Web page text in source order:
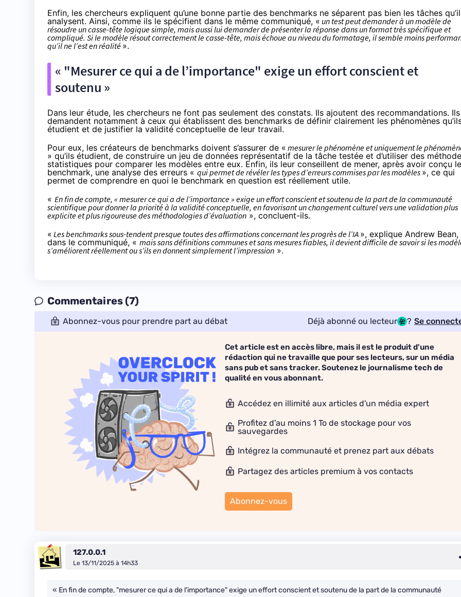
Enfin, les chercheurs expliquent qu’une bonne partie des benchmarks ne séparent pas bien les tâches
analysent. Ainsi, comme ils le spécifient dans le même communiqué, « un test peut demander à un modèle de
résoudre un casse-tête logique simple, mais aussi lui demander de présenter la réponse dans un format très spécifique et
compliqué. Si le modèle résout correctement le casse-tête, mais échoue au niveau du formatage, il semble moins
qu’il ne l’est en réalité ».
« "Mesurer ce qui a de l’importance" exige un effort conscient et
soutenu »
Dans leur étude, les chercheurs ne font pas seulement des constats. Ils ajoutent des recommandations. Ils
demandent notamment à ceux qui établissent des benchmarks de définir clairement les phénomènes
étudient et de justifier la validité conceptuelle de leur travail.
Pour eux, les créateurs de benchmarks doivent s’assurer de « mesurer le phénomène et uniquement le
» qu’ils étudient, de construire un jeu de données représentatif de la tâche testée et d’utiliser des
statistiques pour comparer les modèles entre eux. Enfin, ils leur conseillent de mener, après avoir conçu
benchmark, une analyse des erreurs « qui permet de révéler les types d’erreurs commises par les modèles », ce qui
permet de comprendre en quoi le benchmark en question est réellement utile.
« En fin de compte, « mesurer ce qui a de l’importance » exige un effort conscient et soutenu de la part de la communauté
scientifique pour donner la priorité à la validité conceptuelle, en favorisant un changement culturel vers une validation plus
explicite et plus rigoureuse des méthodologies d’évaluation », concluent-ils.
« Les benchmarks sous-tendent presque toutes des affirmations concernant les progrès de l’IA », explique Andrew Bean,
dans le communiqué, « mais sans définitions communes et sans mesures fiables, il devient difficile de savoir si les
s’améliorent réellement ou s’ils en donnent simplement l’impression ».
Commentaires (7)
Abonnez-vous pour prendre part au débat Déjà abonné ou lecteur ? Se
Cet article est en accès libre, mais il est le produit d'une
rédaction qui ne travaille que pour ses lecteurs, sur un média
sans pub et sans tracker. Soutenez le journalisme tech de
qualité en vous abonnant.
Accédez en illimité aux articles d'un média expert
Profitez d'au moins 1 To de stockage pour vos
sauvegardes
Intégrez la communauté et prenez part aux débats
Partagez des articles premium à vos contacts
Abonnez-vous
127.0.0.1
Le 13/11/2025 à 14h33
« En fin de compte, "mesurer ce qui a de l'importance" exige un effort conscient et soutenu de la part de la communauté